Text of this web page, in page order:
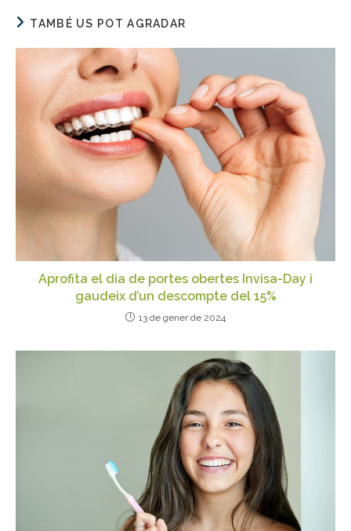
TAMBÉ US POT AGRADAR
Aprofita el dia de portes obertes Invisa-Day i
gaudeix d’un descompte del 15%
13 de gener de 2024